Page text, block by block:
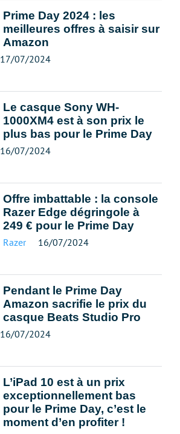
Prime Day 2024 : les
meilleures offres à saisir sur
Amazon
17/07/2024
Le casque Sony WH-
1000XM4 est à son prix le
plus bas pour le Prime Day
16/07/2024
Offre imbattable : la console
Razer Edge dégringole à
249 € pour le Prime Day
Razer 16/07/2024
Pendant le Prime Day
Amazon sacrifie le prix du
casque Beats Studio Pro
16/07/2024
L’iPad 10 est à un prix
exceptionnellement bas
pour le Prime Day, c’est le
moment d’en profiter !